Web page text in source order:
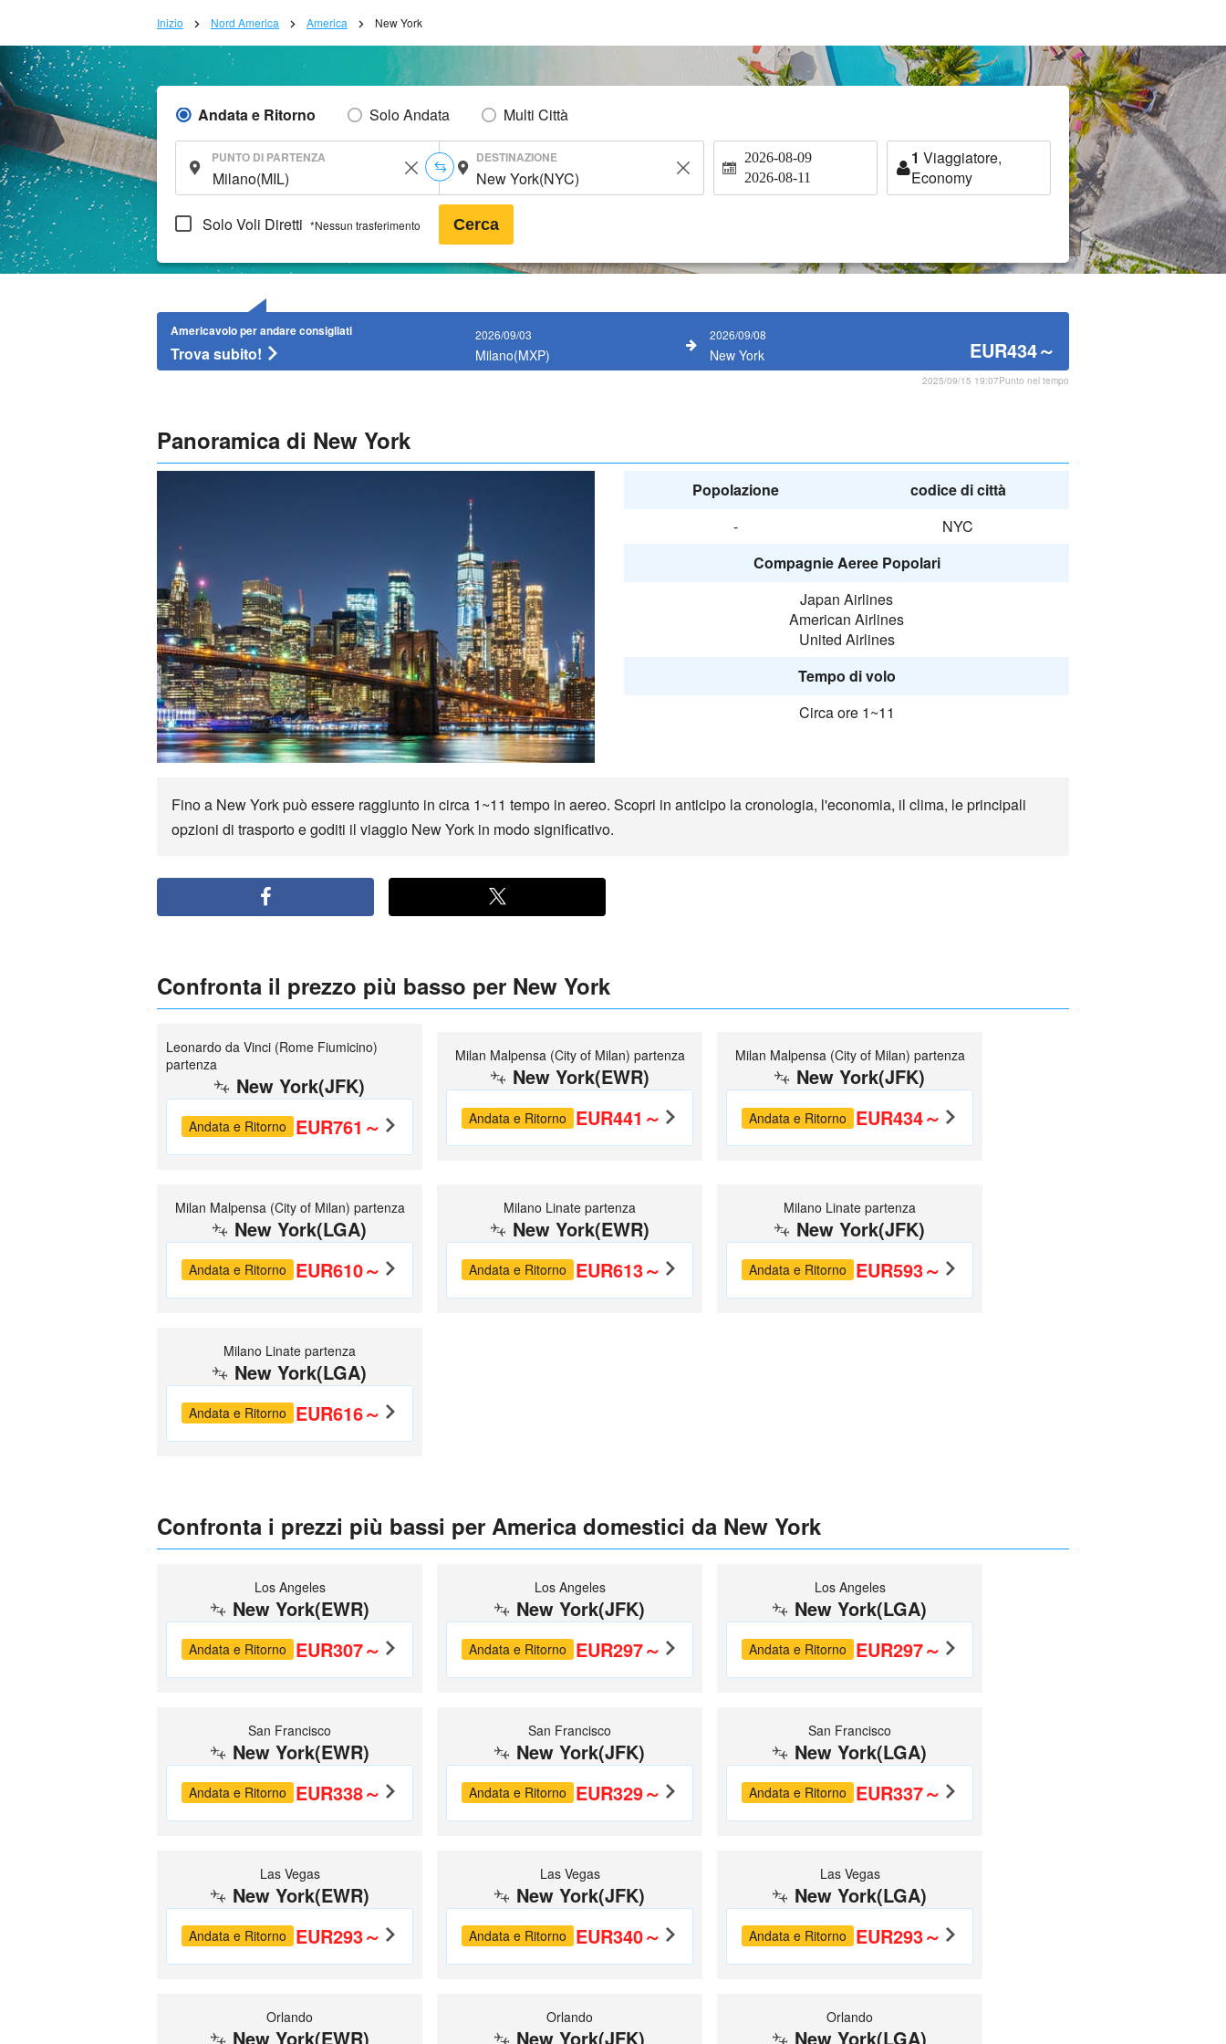
Inizio Nord America America New York
Andata e Ritorno Solo Andata Multi Città
PUNTO DI PARTENZA DESTINAZIONE 2026-08-09
2026-08-11
1 Viaggiatore,
Economy
Solo Voli Diretti *Nessun trasferimento Cerca
Americavolo per andare consigliati
Trova subito!
2026/09/03
Milano(MXP)
2026/09/08
New York EUR434～
2025/09/15 19:07Punto nel tempo
Panoramica di New York
Popolazione
codice di città
-
NYC
Compagnie Aeree Popolari
Japan Airlines
American Airlines
United Airlines
Tempo di volo
Circa ore 1~11
Fino a New York può essere raggiunto in circa 1~11 tempo in aereo. Scopri in anticipo la cronologia, l'economia, il clima, le principali
opzioni di trasporto e goditi il viaggio New York in modo significativo.
Confronta il prezzo più basso per New York
Leonardo da Vinci (Rome Fiumicino)
partenza
New York(JFK)
Andata e Ritorno EUR761～
Milan Malpensa (City of Milan) partenza
New York(EWR)
Andata e Ritorno EUR441～
Milan Malpensa (City of Milan) partenza
New York(JFK)
Andata e Ritorno EUR434～
Milan Malpensa (City of Milan) partenza
New York(LGA)
Andata e Ritorno EUR610～
Milano Linate partenza
New York(EWR)
Andata e Ritorno EUR613～
Milano Linate partenza
New York(JFK)
Andata e Ritorno EUR593～
Milano Linate partenza
New York(LGA)
Andata e Ritorno EUR616～
Confronta i prezzi più bassi per America domestici da New York
Los Angeles
New York(EWR)
Andata e Ritorno EUR307～
Los Angeles
New York(JFK)
Andata e Ritorno EUR297～
Los Angeles
New York(LGA)
Andata e Ritorno EUR297～
San Francisco
New York(EWR)
Andata e Ritorno EUR338～
San Francisco
New York(JFK)
Andata e Ritorno EUR329～
San Francisco
New York(LGA)
Andata e Ritorno EUR337～
Las Vegas
New York(EWR)
Andata e Ritorno EUR293～
Las Vegas
New York(JFK)
Andata e Ritorno EUR340～
Las Vegas
New York(LGA)
Andata e Ritorno EUR293～
Orlando
New York(EWR)
Orlando
New York(JFK)
Orlando
New York(LGA)